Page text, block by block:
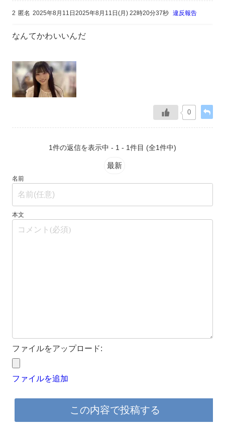
2 匿名 2025年8月11日2025年8月11日(月) 22時20分37秒 違反報告
なんてかわいいんだ
0
1件の返信を表示中 - 1 - 1件目 (全1件中)
最新
名前
本文
この内容で投稿する